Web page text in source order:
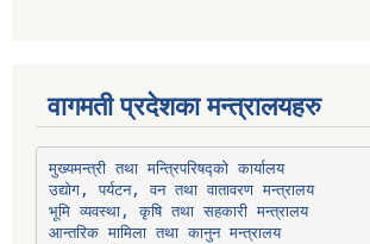
वागमती प्रदेशका मन्त्रालयहरु
मुख्यमन्त्री तथा मन्त्रिपरिषद्को कार्यालय
उद्योग, पर्यटन, वन तथा वातावरण मन्त्रालय
भूमि व्यवस्था, कृषि तथा सहकारी मन्त्रालय
आन्तरिक मामिला तथा कानुन मन्त्रालय